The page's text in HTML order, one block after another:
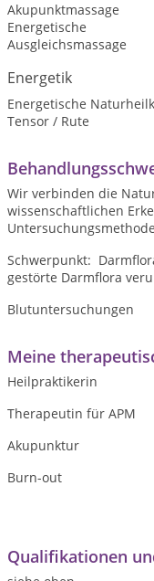
Akupunktmassage
Energetische
Ausgleichsmassage
Energetik
Energetische
Tensor / Rute
Wir verbinden die
wissenschaftlichen
Schwerpunkt:
gestörte Darmflora
Blutuntersuchungen
Meine
Heilpraktikerin
Therapeutin für APM
Akupunktur
Burn-out
Qualifikationen